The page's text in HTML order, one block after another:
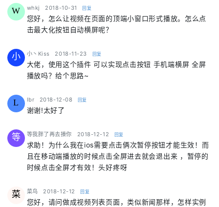
W whkj says:
2018-10-31 回复
您好，怎么让视频在页面的顶端小窗口形式播放。怎么点
击最大化按钮自动横屏呢？
小 小丶Kiss says:
2018-11-23 回复
大佬，使用这个插件 可以实现点击按钮 手机端横屏 全屏
播放吗？给个思路~
L lbr says:
2018-12-08 回复
谢谢!太好了
等 等我胖了再去揍你 says:
2018-12-12 回复
求助！为什么我在ios需要点击俩次暂停按钮才能生效！而
且在移动端播放的时候点击全屏进去就会退出来 ，暂停的
时候点击全屏才有效！头好疼呀
菜 菜鸟 says:
2018-12-12 回复
您好，请问做成视频列表页面，类似新闻那样，怎样实例